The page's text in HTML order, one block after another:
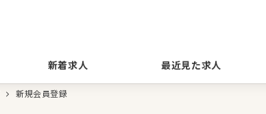
新着求人 最近見た求人
新規会員登録